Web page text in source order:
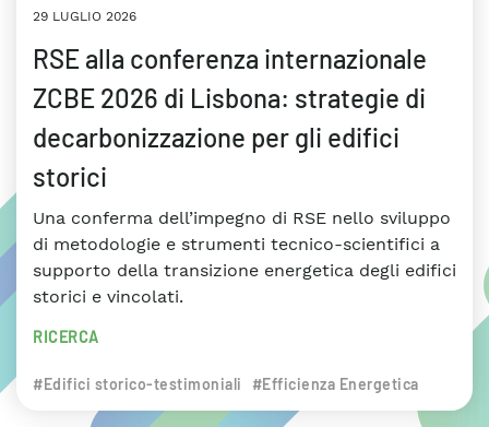
29 LUGLIO 2026
RSE alla conferenza internazionale
ZCBE 2026 di Lisbona: strategie di
decarbonizzazione per gli edifici
storici
Una conferma dell’impegno di RSE nello sviluppo
di metodologie e strumenti tecnico-scientifici a
supporto della transizione energetica degli edifici
storici e vincolati.
RICERCA
#Edifici storico-testimoniali #Efficienza Energetica